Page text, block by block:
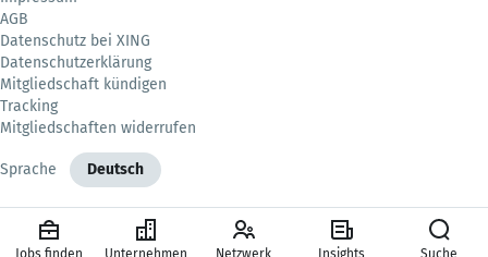
AGB
Datenschutz bei XING
Datenschutzerklärung
Mitgliedschaft kündigen
Tracking
Mitgliedschaften widerrufen
Sprache Deutsch
Jobs finden Unternehmen Netzwerk Insights Suche